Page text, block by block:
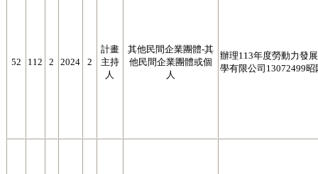
52 112 2 2024 2
計畫
主持
人
其他民間企業團體-其
他民間企業團體或個
人
辦理113年度勞動力發
學有限公司13072499